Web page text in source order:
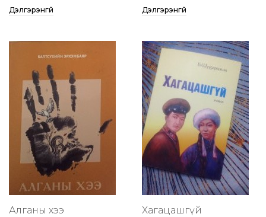
Дэлгэрэнгүй Дэлгэрэнгүй
Алганы хээ Хагацашгүй